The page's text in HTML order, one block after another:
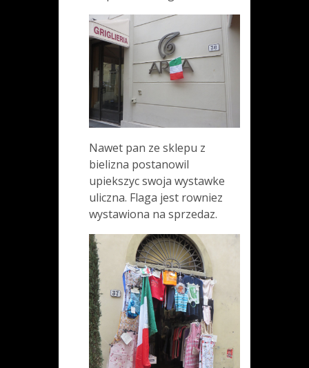
Nawet pan ze sklepu z
bielizna postanowil
upiekszyc swoja wystawke
uliczna. Flaga jest rowniez
wystawiona na sprzedaz.